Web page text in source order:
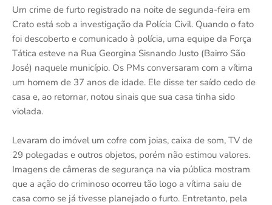
Um crime de furto registrado na noite de segunda-feira em
Crato está sob a investigação da Polícia Civil. Quando o fato
foi descoberto e comunicado à polícia, uma equipe da Força
Tática esteve na Rua Georgina Sisnando Justo (Bairro São
José) naquele município. Os PMs conversaram com a vítima
um homem de 37 anos de idade. Ele disse ter saído cedo de
casa e, ao retornar, notou sinais que sua casa tinha sido
violada.
Levaram do imóvel um cofre com joias, caixa de som, TV de
29 polegadas e outros objetos, porém não estimou valores.
Imagens de câmeras de segurança na via pública mostram
que a ação do criminoso ocorreu tão logo a vítima saiu de
casa como se já tivesse planejado o furto. Entretanto, pela